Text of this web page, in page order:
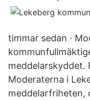
timmar sedan ·
meddelarskyddet.
Moderaterna i
meddelarfriheten,